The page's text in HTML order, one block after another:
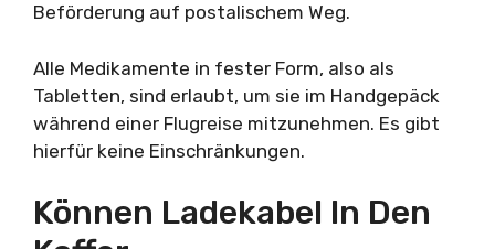
Beförderung auf postalischem Weg.
Alle Medikamente in fester Form, also als
Tabletten, sind erlaubt, um sie im Handgepäck
während einer Flugreise mitzunehmen. Es gibt
hierfür keine Einschränkungen.
Können Ladekabel In Den